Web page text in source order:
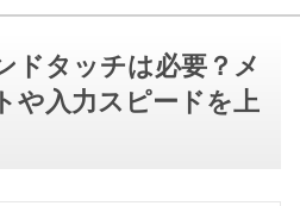
ドタッチは必要？メ
や入力スピードを上